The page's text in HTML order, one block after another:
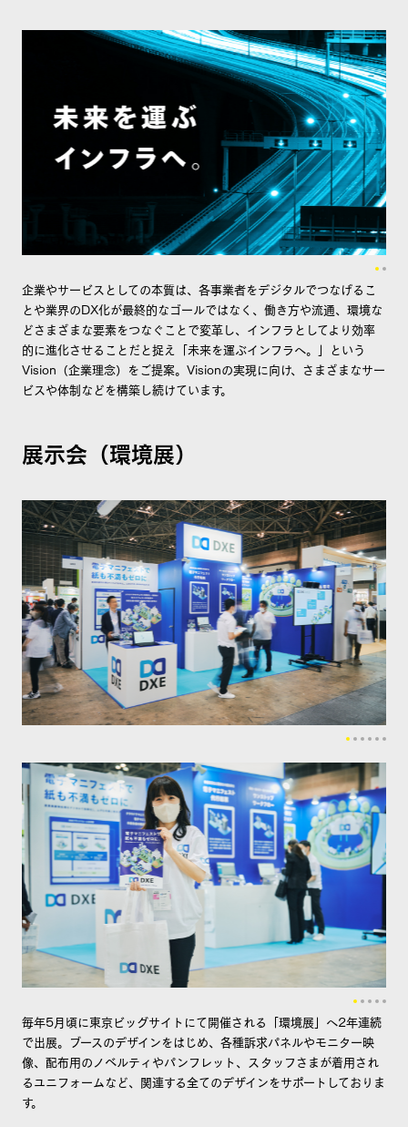
企業やサービスとしての本質は、各事業者をデジタルでつなげるこ
とや業界のDX化が最終的なゴールではなく、働き方や流通、環境な
どさまざまな要素をつなぐことで変革し、インフラとしてより効率
的に進化させることだと捉え「未来を運ぶインフラへ。」という
Vision（企業理念）をご提案。Visionの実現に向け、さまざまなサー
ビスや体制などを構築し続けています。
展示会（環境展）
毎年5月頃に東京ビッグサイトにて開催される「環境展」へ2年連続
で出展。ブースのデザインをはじめ、各種訴求パネルやモニター映
像、配布用のノベルティやパンフレット、スタッフさまが着用され
るユニフォームなど、関連する全てのデザインをサポートしておりま
す。